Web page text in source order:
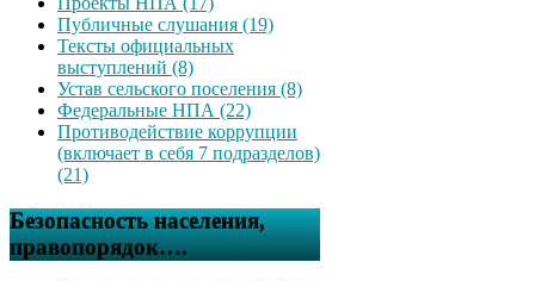
Публичные слушания (19)
Тексты официальных
выступлений (8)
Устав сельского поселения (8)
Федеральные НПА (22)
Противодействие коррупции
(включает в себя 7 подразделов)
(21)
Безопасность населения,
правопорядок….